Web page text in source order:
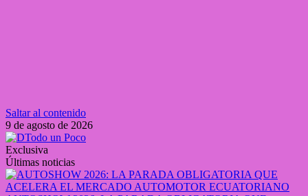
Saltar al contenido
9 de agosto de 2026
Exclusiva
Últimas noticias